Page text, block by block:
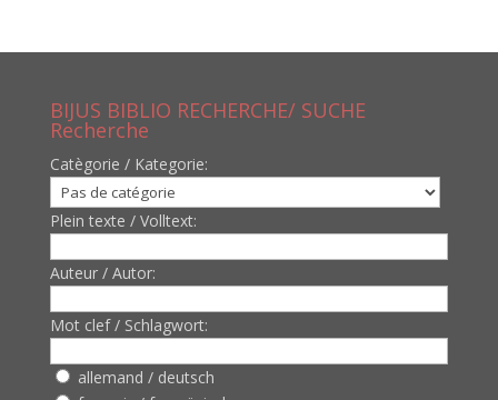
BIJUS BIBLIO RECHERCHE/ SUCHE
Recherche
Catègorie / Kategorie:
Plein texte / Volltext:
Auteur / Autor:
Mot clef / Schlagwort:
allemand / deutsch